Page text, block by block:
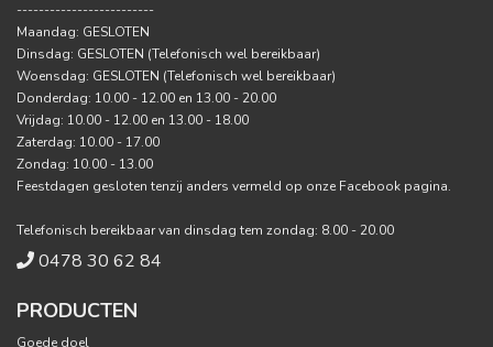
-------------------------
Maandag: GESLOTEN
Dinsdag: GESLOTEN (Telefonisch wel bereikbaar)
Woensdag: GESLOTEN (Telefonisch wel bereikbaar)
Donderdag: 10.00 - 12.00 en 13.00 - 20.00
Vrijdag: 10.00 - 12.00 en 13.00 - 18.00
Zaterdag: 10.00 - 17.00
Zondag: 10.00 - 13.00
Feestdagen gesloten tenzij anders vermeld op onze Facebook pagina.
Telefonisch bereikbaar van dinsdag tem zondag: 8.00 - 20.00
0478 30 62 84
PRODUCTEN
Goede doel